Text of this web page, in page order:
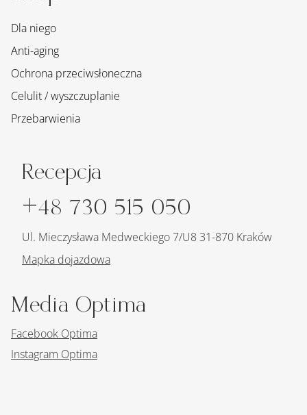
Media Optima
Facebook Optima
Instagram Optima
Recepcja
+48 730 515 050
Ul. Mieczysława Medweckiego 7/U8 31-870 Kraków
Mapka dojazdowa
Dla niego
Anti-aging
Ochrona przeciwsłoneczna
Celulit / wyszczuplanie
Przebarwienia